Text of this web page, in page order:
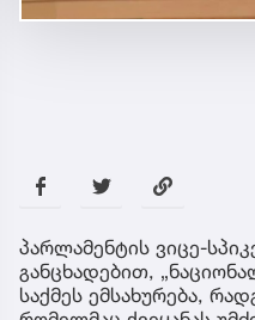
პარლამენტის ვიცე-
განცხადებით,
საქმეს ემსახურება,